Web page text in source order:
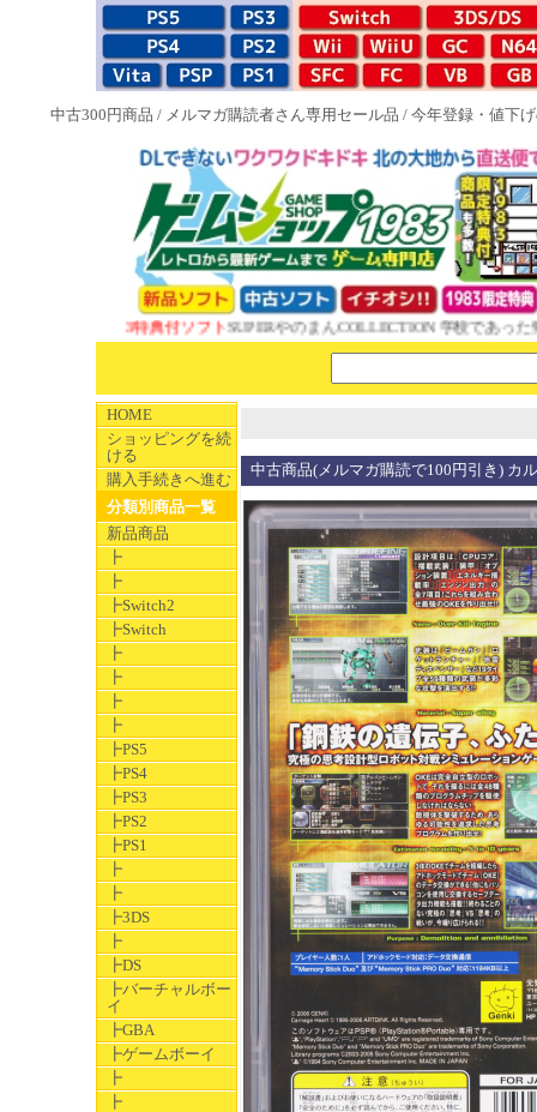
中古300円商品 / メルマガ購読者さん専用セール品 / 今年登録・値下
NEW 1983特典付ソフトSUPERやのまんCOLLECTION 学校であった怖い
HOME
ショッピングを続
ける
購入手続きへ進む
分類別商品一覧
新品商品
┣
┣
┣Switch2
┣Switch
┣
┣
┣
┣
┣PS5
┣PS4
┣PS3
┣PS2
┣PS1
┣
┣
┣3DS
┣
┣DS
┣バーチャルボー
イ
┣GBA
┣ゲームボーイ
┣
┣
中古商品(メルマガ購読で100円引き) カ